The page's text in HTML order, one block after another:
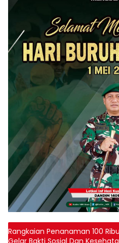
Rangkaian Penanaman 100
Gelar Bakti Sosial Dan